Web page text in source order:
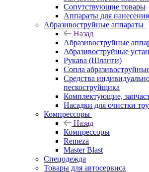
Сопутствующие товары
Аппараты для
Aбразивоструйные аппараты
Назад
Aбразивоструйные
Абразивоструйные
Рукава (Шланги)
Сопла
Средства
пескоструйщика
Комплектующие,
Насадки для очистки
Компрессоры
Назад
Компрессоры
Remeza
Master Blast
Спецодежда
Товары для автосервиса